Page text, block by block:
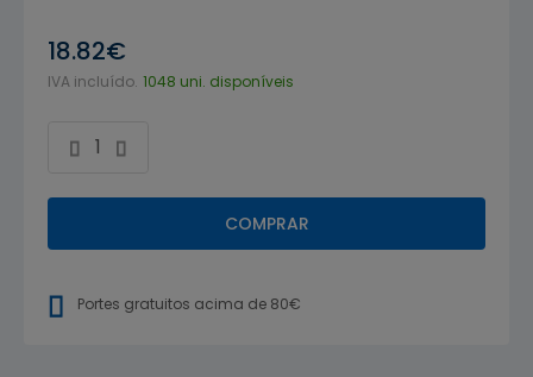
18.82€
IVA incluído. 1048 uni. disponíveis
COMPRAR
Portes gratuitos acima de 80€